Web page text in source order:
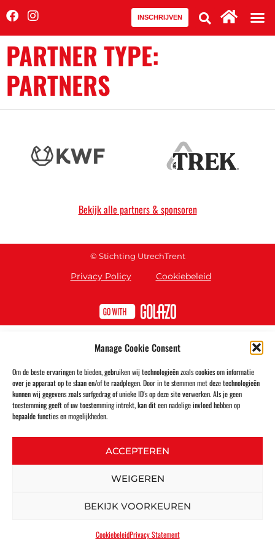
Manage Cookie Consent
Om de beste ervaringen te bieden, gebruiken wij technologieën zoals cookies om informatie
over je apparaat op te slaan en/of te raadplegen. Door in te stemmen met deze technologieën
kunnen wij gegevens zoals surfgedrag of unieke ID's op deze site verwerken. Als je geen
toestemming geeft of uw toestemming intrekt, kan dit een nadelige invloed hebben op
bepaalde functies en mogelijkheden.
ACCEPTEREN
WEIGEREN
BEKIJK VOORKEUREN
CookiebeleidPrivacy Statement
INSCHRIJVEN
PARTNER TYPE:
PARTNERS
Bekijk alle partners & sponsoren
© Stichting UtrechTrent
Privacy Policy Cookiebeleid